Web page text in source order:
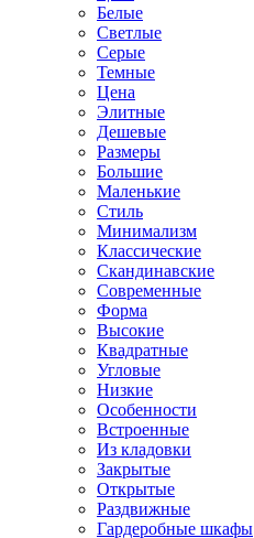
Белые
Светлые
Серые
Темные
Цена
Элитные
Дешевые
Размеры
Большие
Маленькие
Стиль
Минимализм
Классические
Скандинавские
Современные
Форма
Высокие
Квадратные
Угловые
Низкие
Особенности
Встроенные
Из кладовки
Закрытые
Открытые
Раздвижные
Гардеробные шкафы